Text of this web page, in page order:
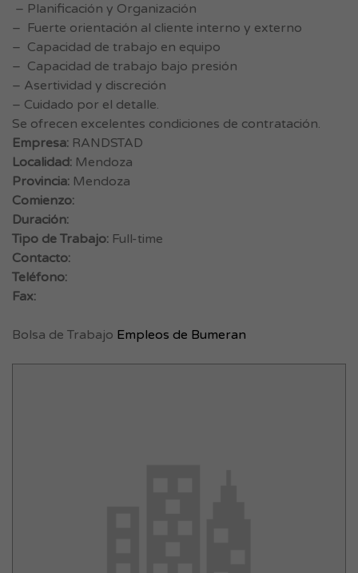
– Planificación y Organización
– Fuerte orientación al cliente interno y externo
– Capacidad de trabajo en equipo
– Capacidad de trabajo bajo presión
– Asertividad y discreción
– Cuidado por el detalle.
Se ofrecen excelentes condiciones de contratación.
Empresa: RANDSTAD
Localidad: Mendoza
Provincia: Mendoza
Comienzo:
Duración:
Tipo de Trabajo: Full-time
Contacto:
Teléfono:
Fax:
Bolsa de Trabajo Empleos de Bumeran